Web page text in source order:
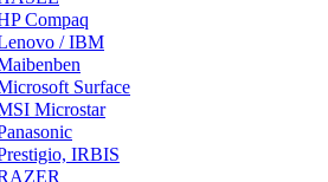
Compaq
/ IBM
Surface
Microstar
IRBIS